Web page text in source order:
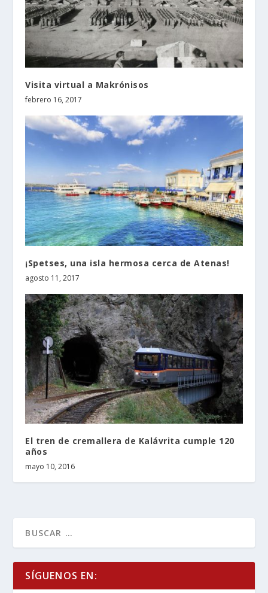
Visita virtual a Makrónisos
febrero 16, 2017
¡Spetses, una isla hermosa cerca de Atenas!
agosto 11, 2017
El tren de cremallera de Kalávrita cumple 120
años
mayo 10, 2016
SÍGUENOS EN: